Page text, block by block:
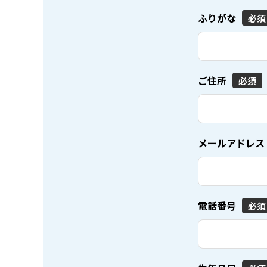
ふりがな 必須
ご住所 必須
メールアドレス
電話番号 必須